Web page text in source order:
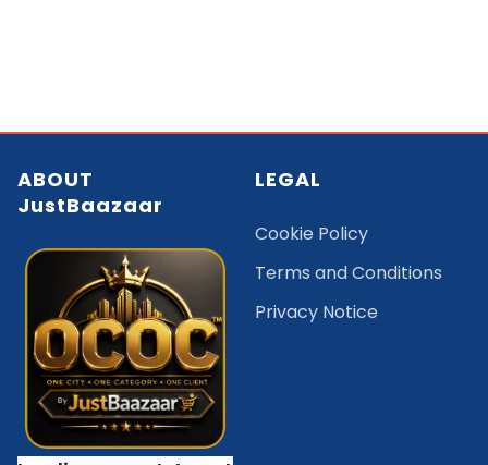
ABOUT
JustBaazaar
LEGAL
Cookie Policy
Terms and Conditions
Privacy Notice